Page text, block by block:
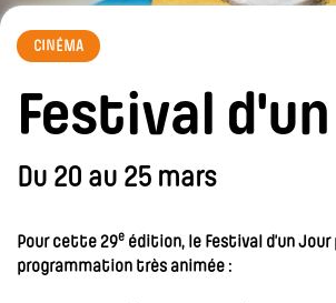
CINÉMA
Festival
Du 20 au 25 mars
Pour cette 29e édition, le Festival d’un Jour
programmation très animée :